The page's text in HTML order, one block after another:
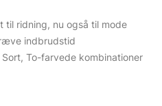
til ridning, nu også til mode
indbrudstid
To-farvede kombinationer